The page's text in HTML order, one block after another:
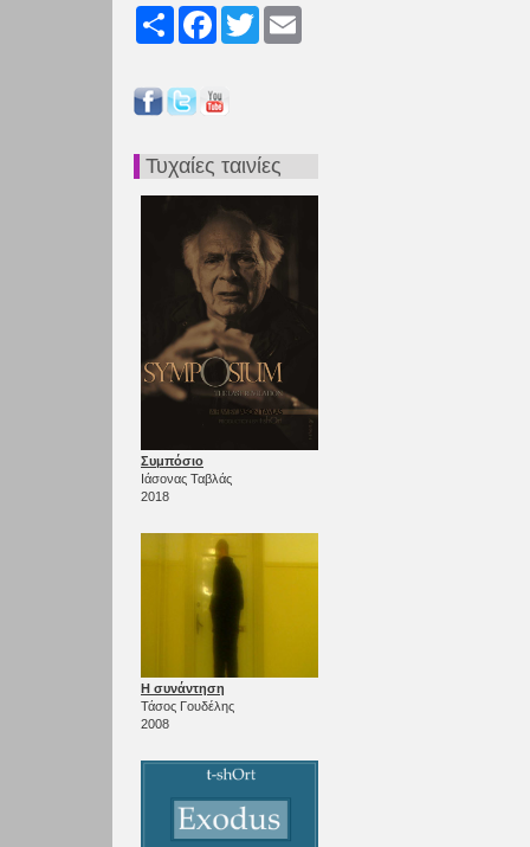
Share FacebookTwitter
Τυχαίες ταινίες
Συμπόσιο
Ιάσονας Ταβλάς
2018
Η συνάντηση
Τάσος Γουδέλης
2008